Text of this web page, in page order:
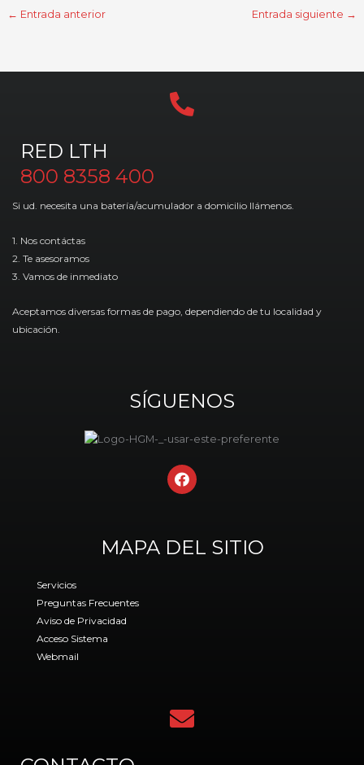
← Entrada anterior Entrada siguiente →
RED LTH
800 8358 400
Si ud. necesita una batería/acumulador a domicilio llámenos.
1. Nos contáctas
2. Te asesoramos
3. Vamos de inmediato
Aceptamos diversas formas de pago, dependiendo de tu localidad y
ubicación.
SÍGUENOS
F
a
c
o
o
MAPA DEL SITIO
Servicios
Preguntas Frecuentes
Aviso de Privacidad
Acceso Sistema
Webmail